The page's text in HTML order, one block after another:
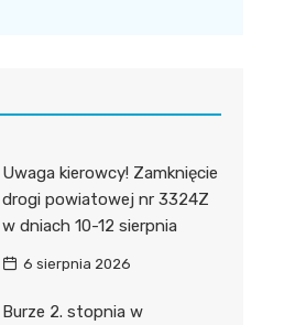
Uwaga kierowcy! Zamknięcie
drogi powiatowej nr 3324Z
w dniach 10-12 sierpnia
6 sierpnia 2026
Burze 2. stopnia w